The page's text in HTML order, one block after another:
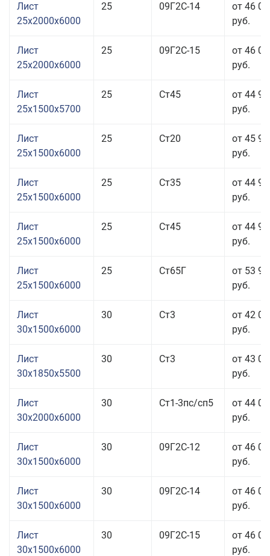
Лист
25x2000x6000
25 09Г2С-14
от 46
руб.
Лист
25x2000x6000
25 09Г2С-15
от 46
руб.
Лист
25x1500x5700
25 Ст45
от 44
руб.
Лист
25x1500x6000
25 Ст20
от 45
руб.
Лист
25x1500x6000
25 Ст35
от 44
руб.
Лист
25x1500x6000
25 Ст45
от 44
руб.
Лист
25x1500x6000
25 Ст65Г
от 53
руб.
Лист
30x1500x6000
30 Ст3
от 42
руб.
Лист
30x1850x5500
30 Ст3
от 43
руб.
Лист
30x2000x6000
30 Ст1-3пс/сп5
от 44
руб.
Лист
30x1500x6000
30 09Г2С-12
от 46
руб.
Лист
30x1500x6000
30 09Г2С-14
от 46
руб.
Лист
30x1500x6000
30 09Г2С-15
от 46
руб.